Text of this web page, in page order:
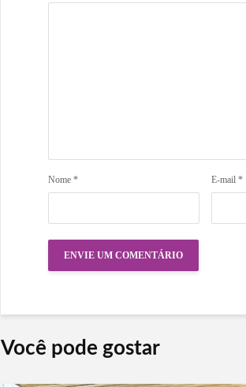
Nome * E-mail *
Você pode gostar